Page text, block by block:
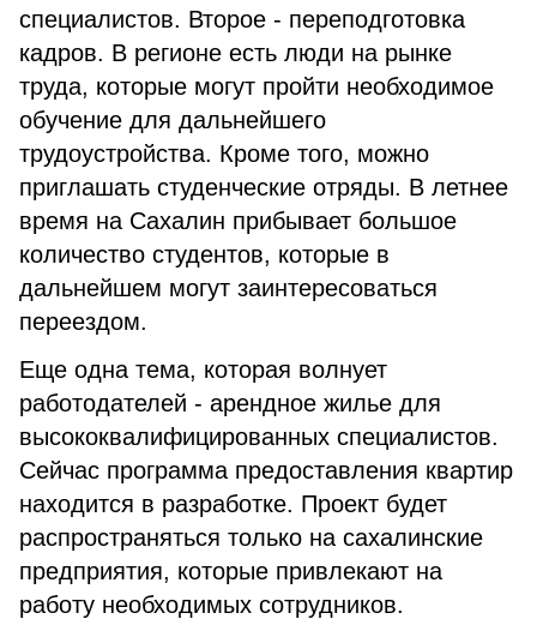
специалистов. Второе - переподготовка
кадров. В регионе есть люди на рынке
труда, которые могут пройти необходимое
обучение для дальнейшего
трудоустройства. Кроме того, можно
приглашать студенческие отряды. В летнее
время на Сахалин прибывает большое
количество студентов, которые в
дальнейшем могут заинтересоваться
переездом.
Еще одна тема, которая волнует
работодателей - арендное жилье для
высококвалифицированных специалистов.
Сейчас программа предоставления квартир
находится в разработке. Проект будет
распространяться только на сахалинские
предприятия, которые привлекают на
работу необходимых сотрудников.